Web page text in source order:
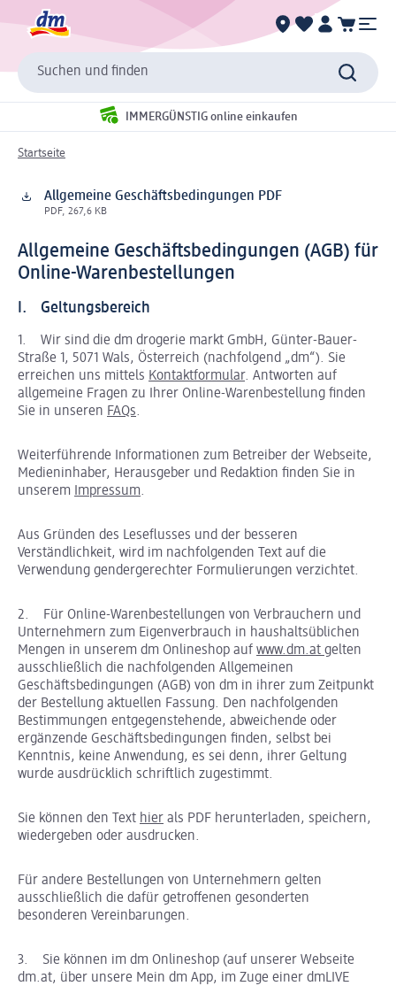
Suchen und finden
IMMERGÜNSTIG online einkaufen
Startseite
Allgemeine Geschäftsbedingungen PDF
PDF, 267,6 KB
Allgemeine Geschäftsbedingungen (AGB) für
Online-Warenbestellungen
I. Geltungsbereich
1. Wir sind die dm drogerie markt GmbH, Günter-Bauer-
Straße 1, 5071 Wals, Österreich (nachfolgend „dm“). Sie
erreichen uns mittels Kontaktformular. Antworten auf
allgemeine Fragen zu Ihrer Online-Warenbestellung finden
Sie in unseren FAQs.
Weiterführende Informationen zum Betreiber der Webseite,
Medieninhaber, Herausgeber und Redaktion finden Sie in
unserem Impressum.
Aus Gründen des Leseflusses und der besseren
Verständlichkeit, wird im nachfolgenden Text auf die
Verwendung gendergerechter Formulierungen verzichtet.
2. Für Online-Warenbestellungen von Verbrauchern und
Unternehmern zum Eigenverbrauch in haushaltsüblichen
Mengen in unserem dm Onlineshop auf www.dm.at gelten
ausschließlich die nachfolgenden Allgemeinen
Geschäftsbedingungen (AGB) von dm in ihrer zum Zeitpunkt
der Bestellung aktuellen Fassung. Den nachfolgenden
Bestimmungen entgegenstehende, abweichende oder
ergänzende Geschäftsbedingungen finden, selbst bei
Kenntnis, keine Anwendung, es sei denn, ihrer Geltung
wurde ausdrücklich schriftlich zugestimmt.
Sie können den Text hier als PDF herunterladen, speichern,
wiedergeben oder ausdrucken.
Für andere Bestellungen von Unternehmern gelten
ausschließlich die dafür getroffenen gesonderten
besonderen Vereinbarungen.
3. Sie können im dm Onlineshop (auf unserer Webseite
dm.at, über unsere Mein dm App, im Zuge einer dmLIVE